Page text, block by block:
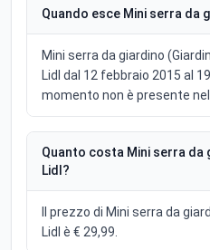
Quando esce Mini serra da
Mini serra da giardino
Lidl dal 12 febbraio 2015 al
momento non è presente
Quanto costa Mini serra da
Lidl?
Il prezzo di Mini serra da
Lidl è € 29,99.